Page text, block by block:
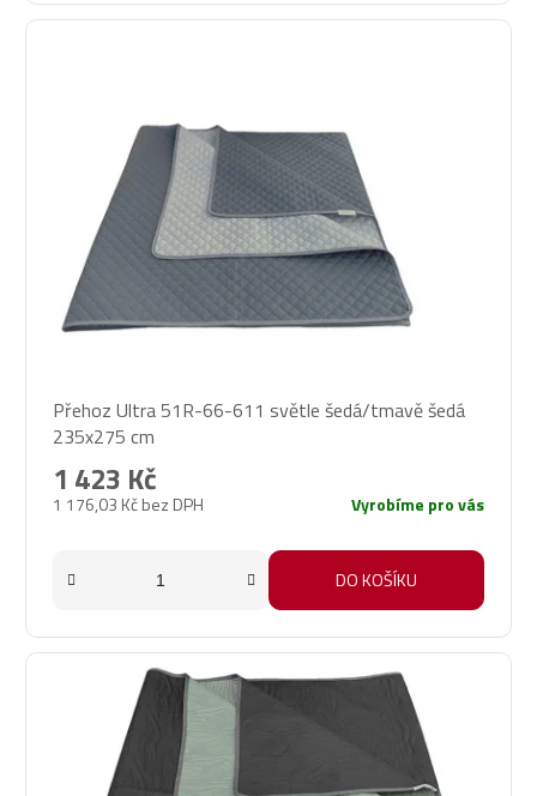
Přehoz Ultra 51R-66-611 světle šedá/tmavě šedá
235x275 cm
1 176,03 Kč bez DPH
1 423 Kč
Vyrobíme pro vás
DO KOŠÍKU